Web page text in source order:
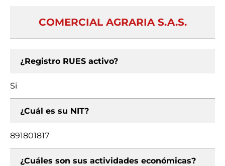
COMERCIAL AGRARIA S.A.S.
¿Registro RUES activo?
Si
¿Cuál es su NIT?
891801817
¿Cuáles son sus actividades económicas?